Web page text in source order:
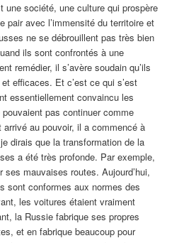
une société, une culture qui prospère
pair avec l’immensité du territoire et
ne se débrouillent pas très bien
ils sont confrontés à une
remédier, il s’avère soudain qu’ils
efficaces. Et c’est ce qui s’est
essentiellement convaincu les
pas continuer comme
au pouvoir, il a commencé à
dirais que la transformation de la
a été très profonde. Par exemple,
mauvaises routes. Aujourd’hui,
sont conformes aux normes des
les voitures étaient vraiment
la Russie fabrique ses propres
et en fabrique beaucoup pour